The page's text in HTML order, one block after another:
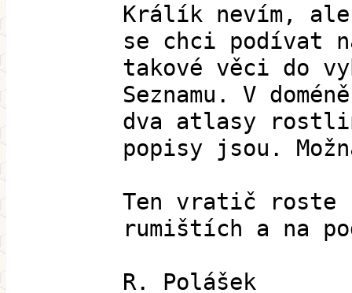
Králík nevím,
se chci podívat
takové věci do
Seznamu. V
dva atlasy
popisy jsou.
Ten vratič roste
rumištích a na
R. Polášek